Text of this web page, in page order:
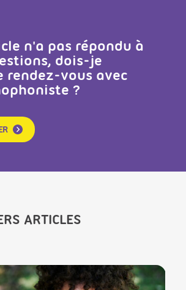
n'a pas répondu à
dois-je
rendez-vous avec
?
ARTICLES